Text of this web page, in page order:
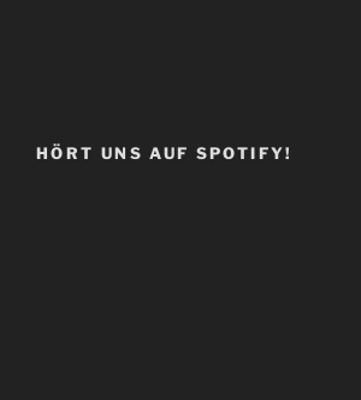
HÖRT UNS AUF SPOTIFY!